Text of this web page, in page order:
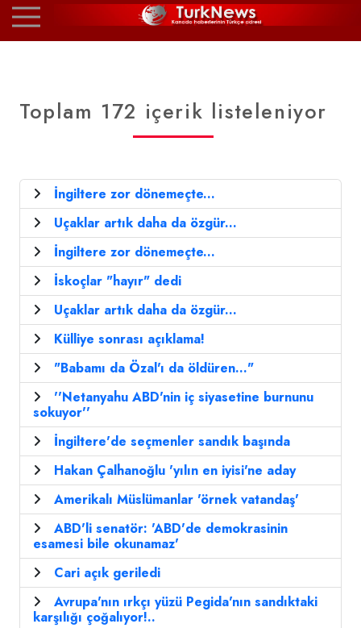
Toplam 172 içerik listeleniyor
İngiltere zor dönemeçte...
Uçaklar artık daha da özgür...
İngiltere zor dönemeçte...
İskoçlar "hayır" dedi
Uçaklar artık daha da özgür...
Külliye sonrası açıklama!
"Babamı da Özal'ı da öldüren..."
''Netanyahu ABD'nin iç siyasetine burnunu
sokuyor''
İngiltere'de seçmenler sandık başında
Hakan Çalhanoğlu 'yılın en iyisi'ne aday
Amerikalı Müslümanlar 'örnek vatandaş'
ABD'li senatör: 'ABD'de demokrasinin
esamesi bile okunamaz'
Cari açık geriledi
Avrupa'nın ırkçı yüzü Pegida'nın sandıktaki
karşılığı çoğalıyor!..